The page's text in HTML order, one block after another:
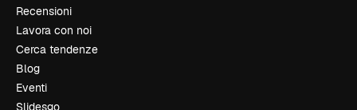
Recensioni
Lavora con noi
Cerca tendenze
Blog
Eventi
Slidesgo